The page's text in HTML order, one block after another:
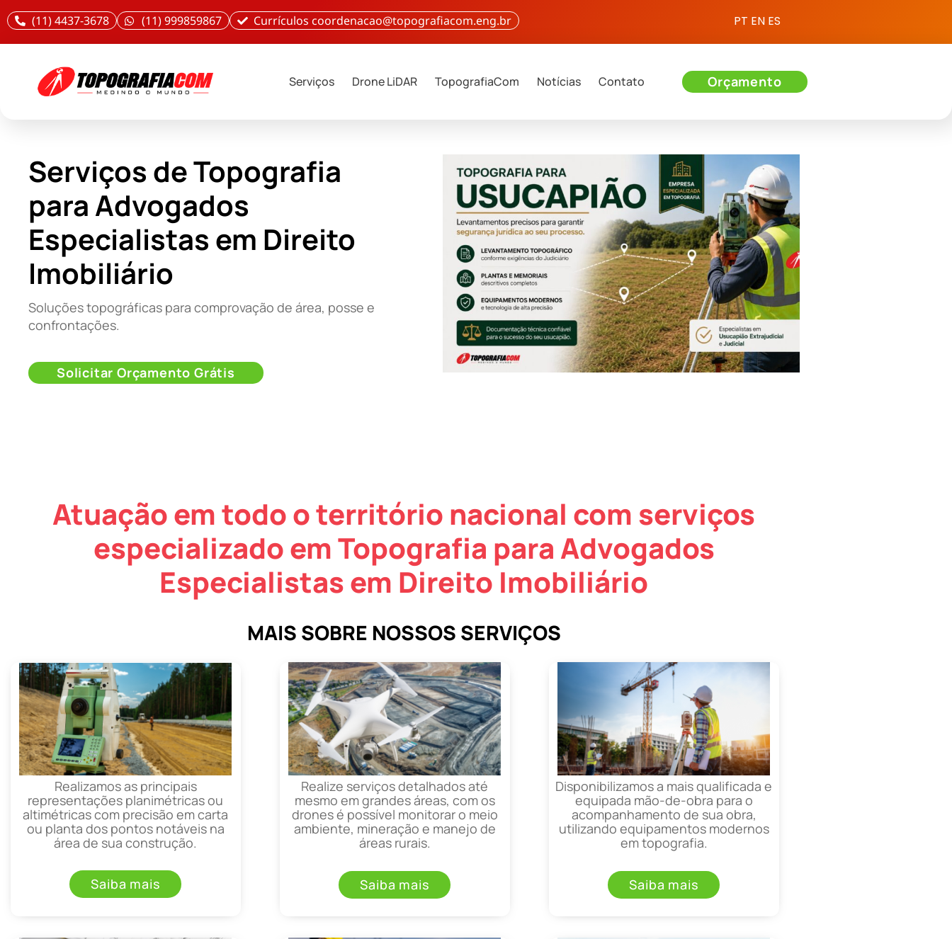
(11) 4437-3678 (11) 999859867 Currículos coordenacao@topografiacom.eng.br PT EN ES
Serviços Drone LiDAR TopografiaCom Notícias Contato Orçamento
Serviços de Topografia
para Advogados
Especialistas em Direito
Imobiliário
Soluções topográficas para comprovação de área, posse e
confrontações.
Solicitar Orçamento Grátis
Atuação em todo o território nacional com serviços
especializado em Topografia para Advogados
Especialistas em Direito Imobiliário
MAIS SOBRE NOSSOS SERVIÇOS
Realizamos as principais
representações planimétricas ou
altimétricas com precisão em carta
ou planta dos pontos notáveis na
área de sua construção.
Saiba mais
Realize serviços detalhados até
mesmo em grandes áreas, com os
drones é possível monitorar o meio
ambiente, mineração e manejo de
áreas rurais.
Saiba mais
Disponibilizamos a mais qualificada e
equipada mão-de-obra para o
acompanhamento de sua obra,
utilizando equipamentos modernos
em topografia.
Saiba mais